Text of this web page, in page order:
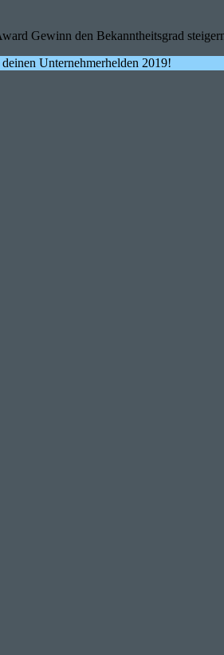
Gewinn den Bekanntheitsgrad
Unternehmerhelden 2019!